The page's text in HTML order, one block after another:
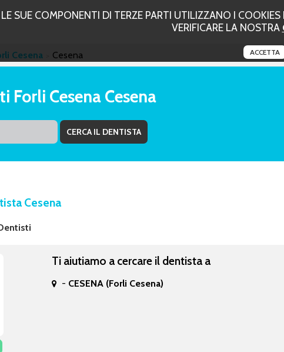
SUE COMPONENTI DI TERZE PARTI UTILIZZANO I
VERIFICARE LA NOSTRA
ACCETTA
Cesena Cesena
Forli Cesena Cesena
Cesena
Ti aiutiamo a cercare il dentista a
- CESENA (Forli Cesena)